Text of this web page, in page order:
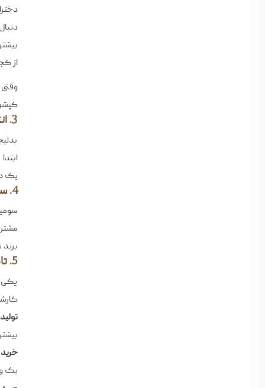
از
3. انتخاب سبک و دسته ‌بندی محصولات
یک
4. ساخت برند و انتخاب نام فروشگاه
5. تامین محصولات
یکی
یک